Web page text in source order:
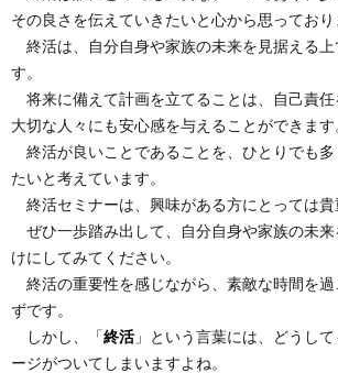
その良さを伝えていきたいと心から思っており
終活は、自分自身や家族の未来を見据える
す。
将来に備えて計画を立てることは、自己責任
大切な人々にも安心感を与えることができます
終活が良いことであることを、ひとりでも多
たいと考えています。
終活セミナーは、興味がある方にとっては貴
ぜひ一歩踏み出して、自分自身や家族の未
けにしてみてください。
終活の重要性を感じながら、素敵な時間を
ずです。
しかし、「終活 」という言葉には、どうし
ージがついてしまいますよね。